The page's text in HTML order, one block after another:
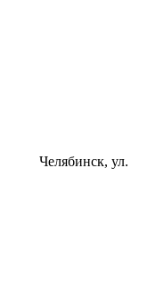
Челябинск, ул.